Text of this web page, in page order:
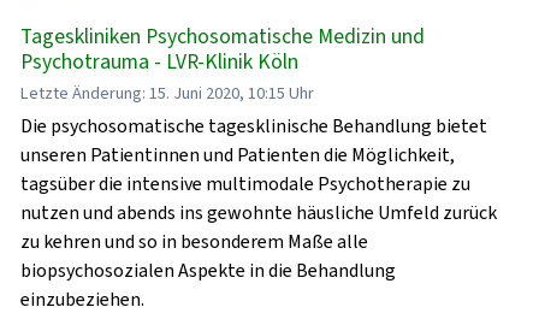
Tageskliniken Psychosomatische Medizin und
Psychotrauma - LVR-Klinik Köln
Letzte Änderung: 15. Juni 2020, 10:15 Uhr
Die psychosomatische tagesklinische Behandlung bietet
unseren Patientinnen und Patienten die Möglichkeit,
tagsüber die intensive multimodale Psychotherapie zu
nutzen und abends ins gewohnte häusliche Umfeld zurück
zu kehren und so in besonderem Maße alle
biopsychosozialen Aspekte in die Behandlung
einzubeziehen.